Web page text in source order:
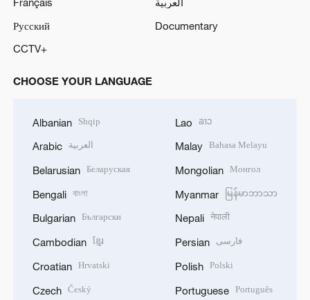
Русский
Documentary
CCTV+
CHOOSE YOUR LANGUAGE
Albanian Shqip
Arabic العربية
Belarusian Беларуская
Bengali বাংলা
Bulgarian Български
Cambodian ខ្មែរ
Croatian Hrvatski
Czech Český
Lao ລາວ
Malay Bahasa Melayu
Mongolian Монгол
Myanmar မြန်မာဘာသာ
Nepali नेपाली
Persian فارسی
Polish Polski
Portuguese Português